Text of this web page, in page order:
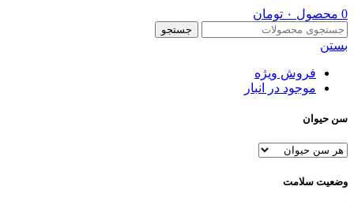
0 محصول ۰ تومان
جستجو
بستن
فروش ویژه
موجود در انبار
سن حیوان
وضعیت سلامت